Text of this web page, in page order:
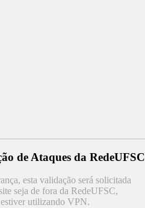
de Ataques da RedeUFSC
esta validação será solicitada
seja de fora da RedeUFSC,
utilizando VPN.